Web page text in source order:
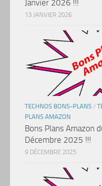
Janvier 2026 !!!
13 JANVIER 2026
TECHNOS BONS-PLANS /
PLANS AMAZON
Bons Plans Amazon
Décembre 2025 !!!
9 DÉCEMBRE 2025